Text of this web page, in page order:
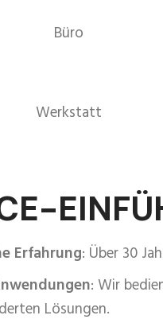
Büro
Werkstatt
Erfahrung: Über 30
: Wir
Lösungen.